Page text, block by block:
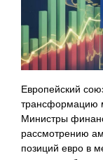
Европейский
трансформацию
Министры
рассмотрению
позиций евро в